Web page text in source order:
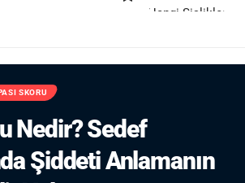
PASI SKORU
Nedir? Sedef
Şiddeti Anlamanın